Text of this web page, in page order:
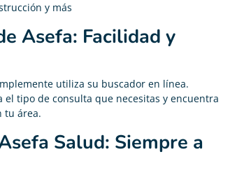
y más
Asefa: Facilidad y
utiliza su buscador en línea.
tipo de consulta que necesitas y encuentra
tu área.
Salud: Siempre a